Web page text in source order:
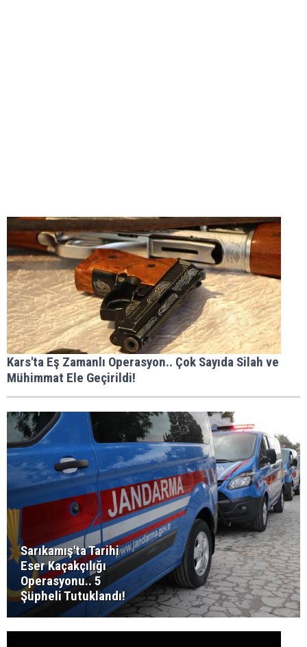
Kars'ta Eş Zamanlı Operasyon.. Çok Sayıda Silah ve
Mühimmat Ele Geçirildi!
Sarıkamış'ta Tarihi
Eser Kaçakçılığı
Operasyonu.. 5
Şüpheli Tutuklandı!